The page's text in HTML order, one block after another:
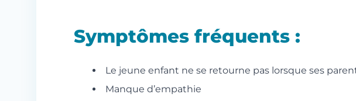
Symptômes fréquents :
Le jeune enfant ne se retourne pas lorsque ses
Manque d’empathie